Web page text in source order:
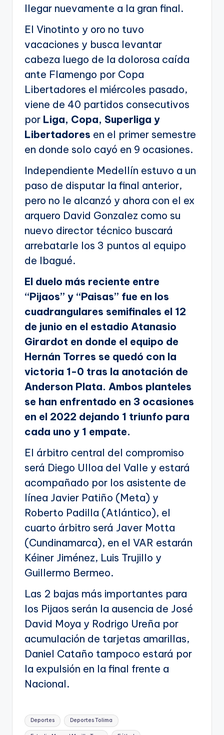
llegar nuevamente a la gran final.
El Vinotinto y oro no tuvo
vacaciones y busca levantar
cabeza luego de la dolorosa caída
ante Flamengo por Copa
Libertadores el miércoles pasado,
viene de 40 partidos consecutivos
por Liga, Copa, Superliga y
Libertadores en el primer semestre
en donde solo cayó en 9 ocasiones.
Independiente Medellín estuvo a un
paso de disputar la final anterior,
pero no le alcanzó y ahora con el ex
arquero David Gonzalez como su
nuevo director técnico buscará
arrebatarle los 3 puntos al equipo
de Ibagué.
El duelo más reciente entre
“Pijaos” y “Paisas” fue en los
cuadrangulares semifinales el 12
de junio en el estadio Atanasio
Girardot en donde el equipo de
Hernán Torres se quedó con la
victoria 1-0 tras la anotación de
Anderson Plata. Ambos planteles
se han enfrentado en 3 ocasiones
en el 2022 dejando 1 triunfo para
cada uno y 1 empate.
El árbitro central del compromiso
será Diego Ulloa del Valle y estará
acompañado por los asistente de
línea Javier Patiño (Meta) y
Roberto Padilla (Atlántico), el
cuarto árbitro será Javer Motta
(Cundinamarca), en el VAR estarán
Kéiner Jiménez, Luis Trujillo y
Guillermo Bermeo.
Las 2 bajas más importantes para
los Pijaos serán la ausencia de José
David Moya y Rodrigo Ureña por
acumulación de tarjetas amarillas,
Daniel Cataño tampoco estará por
la expulsión en la final frente a
Nacional.
Etiquetas:
Deportes Deportes Tolima